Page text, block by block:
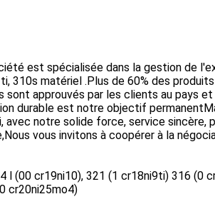
est spécialisée dans la gestion de
310s matériel .Plus de 60% des
approuvés par les clients au pays et
durable est notre objectif
avec notre solide force, service sincère,
vous invitons à coopérer à la
l (00 cr19ni10), 321 (1 cr18ni9ti) 316 (0
cr20ni25mo4)